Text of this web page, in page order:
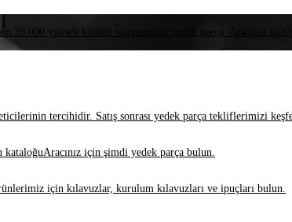
20.000 yüksek kaliteli satış sonrası yedek parça. Aracınız
tercihidir. Satış sonrası yedek parça tekliflerimizi
kataloğuAracınız için şimdi yedek parça bulun.
için kılavuzlar, kurulum kılavuzları ve ipuçları bulun.